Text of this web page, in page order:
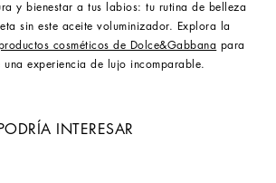
y bienestar a tus labios: tu rutina de belleza
sin este aceite voluminizador. Explora la
cosméticos de Dolce&Gabbana para
una experiencia de lujo incomparable.
INTERESAR